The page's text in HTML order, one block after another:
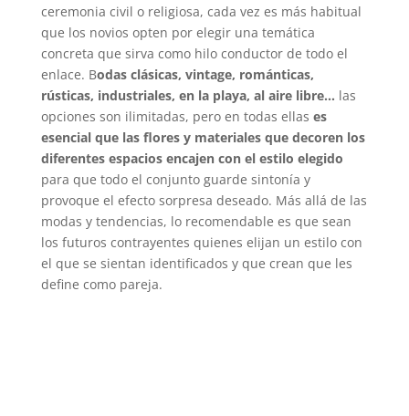
ceremonia civil o religiosa, cada vez es más habitual
que los novios opten por elegir una temática
concreta que sirva como hilo conductor de todo el
enlace. Bodas clásicas, vintage, románticas,
rústicas, industriales, en la playa, al aire libre… las
opciones son ilimitadas, pero en todas ellas es
esencial que las flores y materiales que decoren los
diferentes espacios encajen con el estilo elegido
para que todo el conjunto guarde sintonía y
provoque el efecto sorpresa deseado. Más allá de las
modas y tendencias, lo recomendable es que sean
los futuros contrayentes quienes elijan un estilo con
el que se sientan identificados y que crean que les
define como pareja.